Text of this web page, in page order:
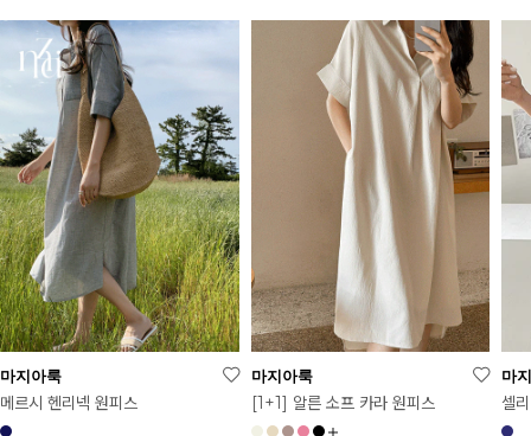
마지아룩
메르시 헨리넥 원피스
마지아룩
[1+1] 알른 소프 카라 원피스
마
셀